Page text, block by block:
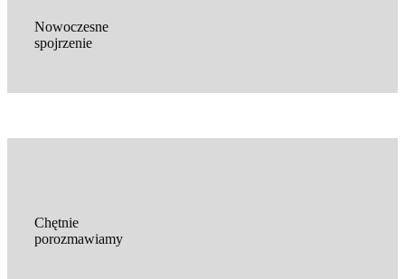
Nowoczesne
spojrzenie
Chętnie
porozmawiamy